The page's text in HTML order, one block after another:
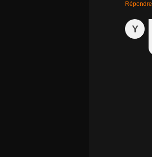
Répondre
Y